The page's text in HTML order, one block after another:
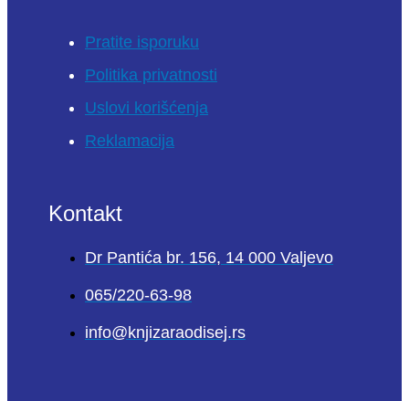
Pratite isporuku
Politika privatnosti
Uslovi korišćenja
Reklamacija
Kontakt
Dr Pantića br. 156, 14 000 Valjevo
065/220-63-98
info@knjizaraodisej.rs